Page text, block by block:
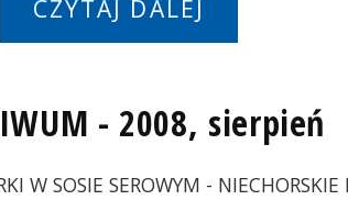
CZYTAJ DALEJ
- 2008, sierpień
W SOSIE SEROWYM -